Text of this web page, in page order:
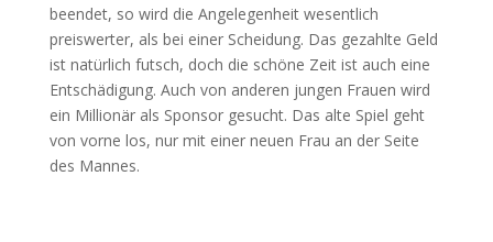
beendet, so wird die Angelegenheit wesentlich
preiswerter, als bei einer Scheidung. Das gezahlte Geld
ist natürlich futsch, doch die schöne Zeit ist auch eine
Entschädigung. Auch von anderen jungen Frauen wird
ein Millionär als Sponsor gesucht. Das alte Spiel geht
von vorne los, nur mit einer neuen Frau an der Seite
des Mannes.